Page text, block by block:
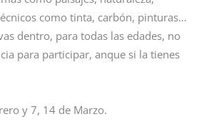
como tinta, carbón, pinturas…
dentro, para todas las edades, no
para participar, anque si la tienes
y 7, 14 de Marzo.